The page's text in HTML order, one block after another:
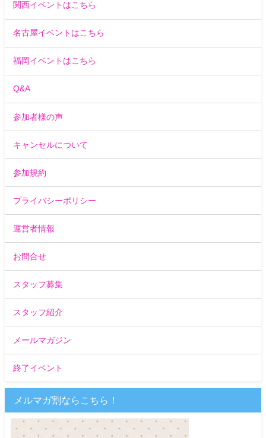
関西イベントはこちら
名古屋イベントはこちら
福岡イベントはこちら
Q&A
参加者様の声
キャンセルについて
参加規約
プライバシーポリシー
運営者情報
お問合せ
スタッフ募集
スタッフ紹介
メールマガジン
終了イベント
メルマガ割ならこちら！